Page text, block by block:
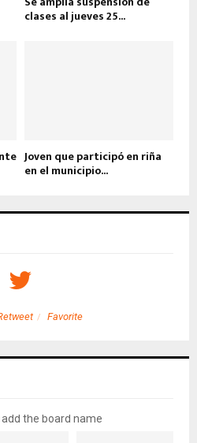
clases al jueves 25...
Joven que participó en riña
en el municipio...
Favorite
the board name